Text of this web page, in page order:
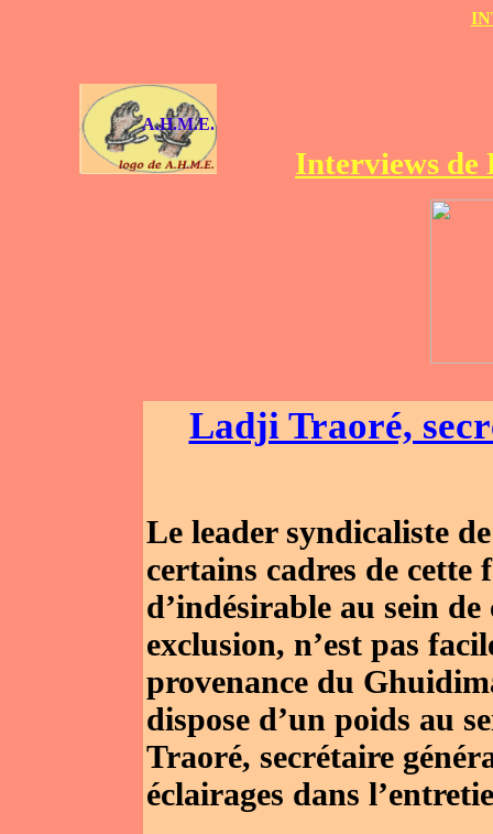
A.H.M.E.
Interviews de
Ladji Traoré,
Le leader syndicaliste
certains cadres de
d’indésirable au sein
exclusion, n’est pas
provenance du
dispose d’un poids au
Traoré, secrétaire
éclairages dans